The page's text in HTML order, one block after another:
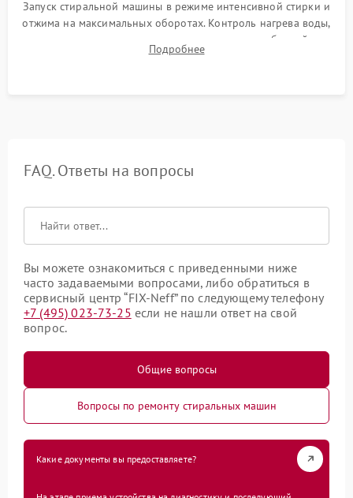
Запуск стиральной машины в режиме интенсивной стирки и
отжима на максимальных оборотах. Контроль нагрева воды,
корректности слива, отсутствия излишних вибраций,
посторонних стуков и протечек под корпусом.
Подробнее
FAQ. Ответы на вопросы
Вы можете ознакомиться с приведенными ниже
часто задаваемыми вопросами, либо обратиться в
сервисный центр “FIX-Neff” по следующему телефону
+7 (495) 023-73-25 если не нашли ответ на свой
вопрос.
Общие вопросы
Вопросы по ремонту стиральных машин
Какие документы вы предоставляете?